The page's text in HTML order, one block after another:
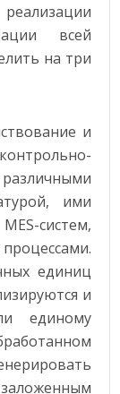
всей
на три
и
ими
систем,
единиц
и
единому